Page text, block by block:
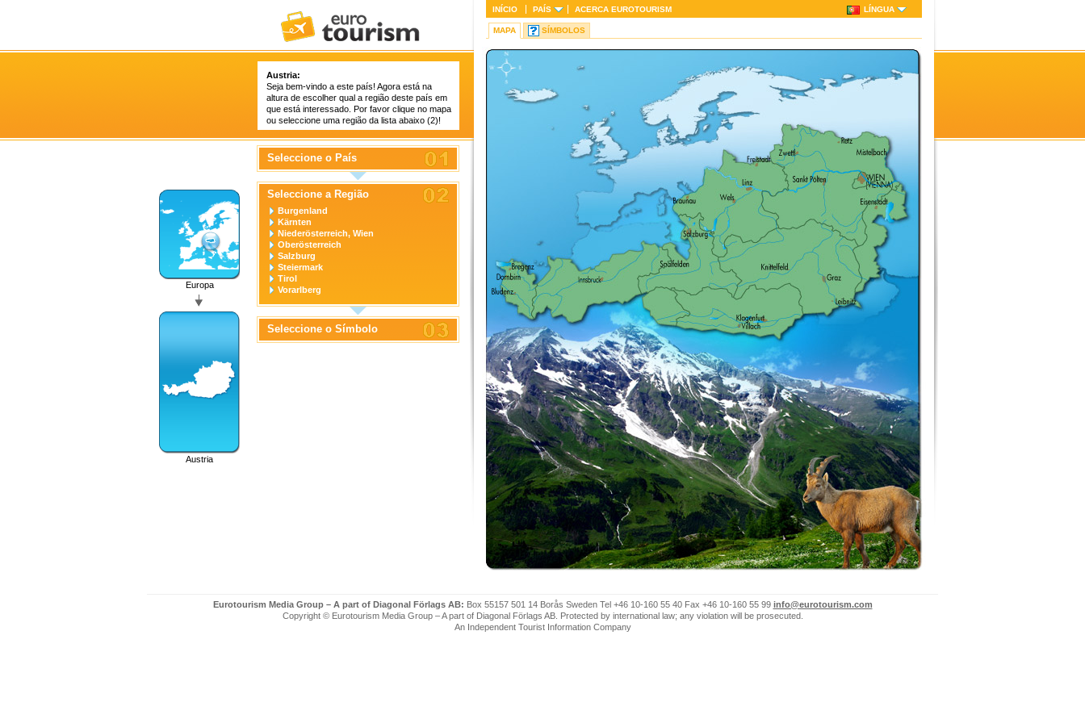
Austria:
Seja bem-vindo a este país! Agora está na
altura de escolher qual a região deste país em
que está interessado. Por favor clique no mapa
ou seleccione uma região da lista abaixo (2)!
Europa
Austria
Seleccione o País
Seleccione a Região
Burgenland
Kärnten
Niederösterreich, Wien
Oberösterreich
Salzburg
Steiermark
Tirol
Vorarlberg
Seleccione o Símbolo
INÍCIO PAÍS ACERCA EUROTOURISM LÍNGUA
MAPA SÍMBOLOS
Eurotourism Media Group – A part of Diagonal Förlags AB: Box 55157 501 14 Borås Sweden Tel +46 10-160 55 40 Fax +46 10-160 55 99 info@eurotourism.com
Copyright © Eurotourism Media Group – A part of Diagonal Förlags AB. Protected by international law; any violation will be prosecuted.
An Independent Tourist Information Company